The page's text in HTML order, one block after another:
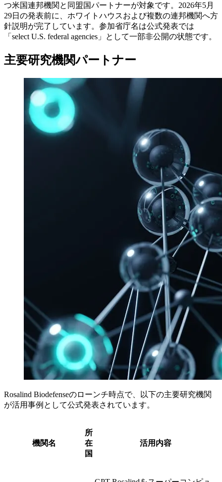
つ米国連邦機関と同盟国パートナーが対象です。2026年5月
29日の発表前に、ホワイトハウスおよび複数の連邦機関へ方
針説明が完了しています。参加省庁名は公式発表では
「select U.S. federal agencies」として一部非公開の状態です。
主要研究機関パートナー
Rosalind Biodefenseのローンチ時点で、以下の主要研究機関
が活用事例として公式発表されています。
機関名
所
在
国
活用内容